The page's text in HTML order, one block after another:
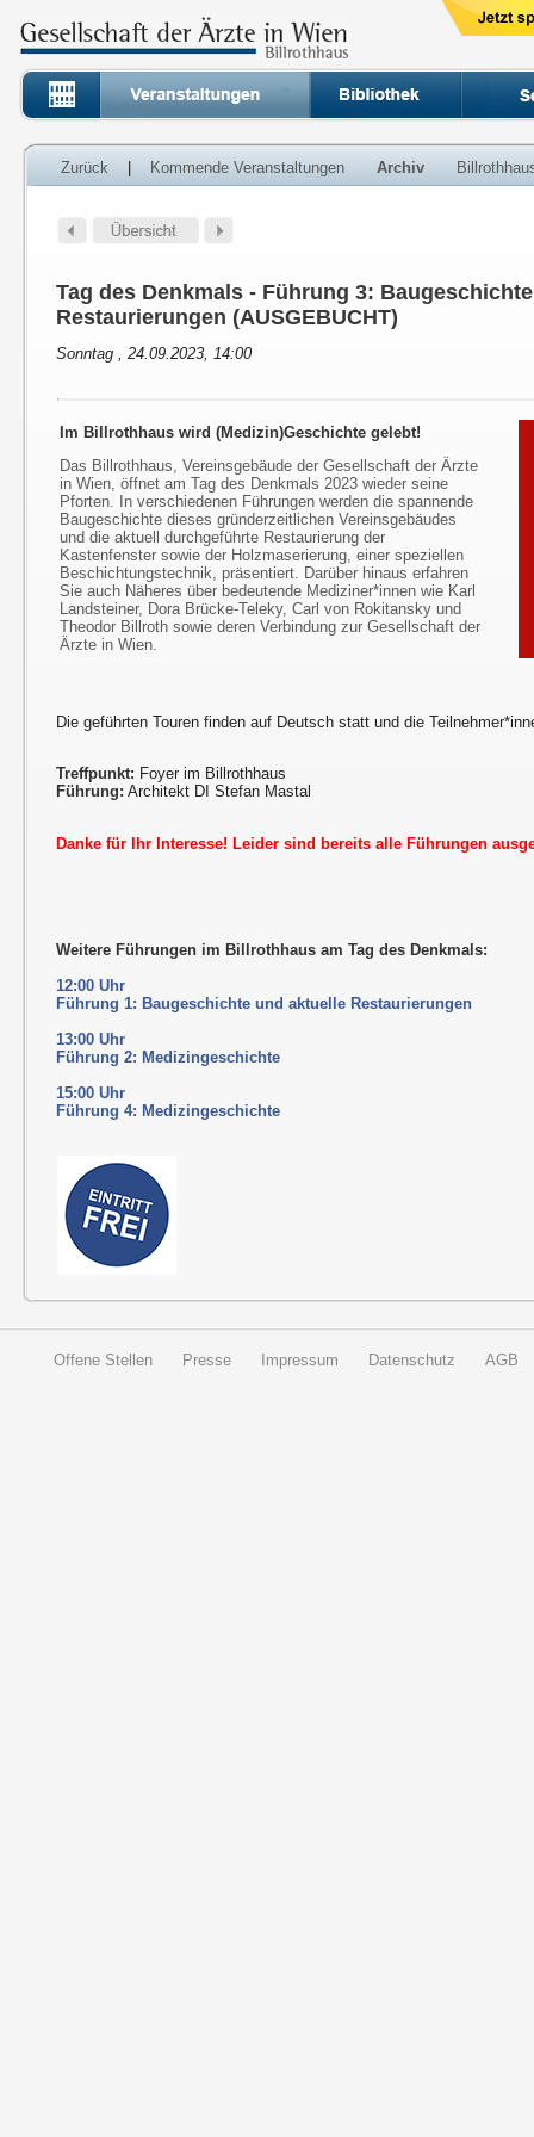
Zurück Kommende Veranstaltungen Archiv
Tag des Denkmals - Führung 3:
Restaurierungen (AUSGEBUCHT)
Sonntag , 24.09.2023, 14:00
Im Billrothhaus wird (Medizin)Geschichte gelebt!
Das Billrothhaus, Vereinsgebäude der Gesellschaft der Ärzte
in Wien, öffnet am Tag des Denkmals 2023 wieder seine
Pforten. In verschiedenen Führungen werden die spannende
Baugeschichte dieses gründerzeitlichen Vereinsgebäudes
und die aktuell durchgeführte Restaurierung der
Kastenfenster sowie der Holzmaserierung, einer speziellen
Beschichtungstechnik, präsentiert. Darüber hinaus erfahren
Sie auch Näheres über bedeutende Mediziner*innen wie Karl
Landsteiner, Dora Brücke-Teleky, Carl von Rokitansky und
Theodor Billroth sowie deren Verbindung zur Gesellschaft der
Ärzte in Wien.
Die geführten Touren finden auf Deutsch statt und die
Treffpunkt: Foyer im Billrothhaus
Führung: Architekt DI Stefan Mastal
Danke für Ihr Interesse! Leider sind bereits alle Führungen
Weitere Führungen im Billrothhaus am Tag des Denkmals:
12:00 Uhr
Führung 1: Baugeschichte und aktuelle Restaurierungen
13:00 Uhr
Führung 2: Medizingeschichte
15:00 Uhr
Führung 4: Medizingeschichte
Offene Stellen Presse Impressum Datenschutz AGB